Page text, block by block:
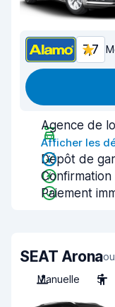
7,7
Agence de
Afficher les
Dépôt de
Confirmation
Paiement
SEAT Arona
Manuelle
5